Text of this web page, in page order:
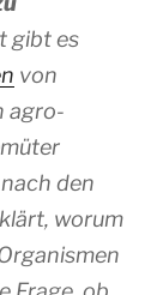
gibt es
von
agro-
den
worum